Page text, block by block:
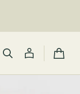
カ